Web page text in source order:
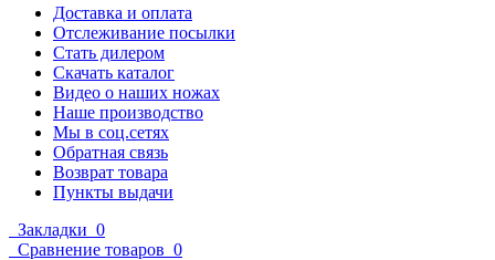
Доставка и оплата
Отслеживание посылки
Стать дилером
Скачать каталог
Видео о наших ножах
Наше производство
Мы в соц.сетях
Обратная связь
Возврат товара
Пункты выдачи
Закладки 0
Сравнение товаров 0